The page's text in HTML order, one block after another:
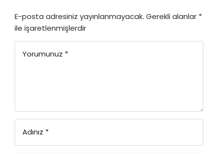
E-posta adresiniz yayınlanmayacak. Gerekli alanlar *
ile işaretlenmişlerdir
Yorumunuz *
Adınız *